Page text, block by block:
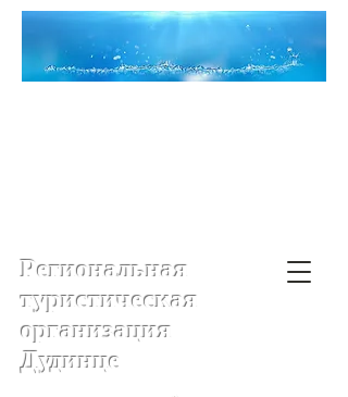
Региональная
туристическая
организация
Дудинце